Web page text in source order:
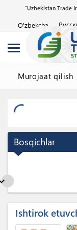
"Uzbekistan Trade
O'zbekcha
Murojaat qilish
Bosqichlar
Ishtirok